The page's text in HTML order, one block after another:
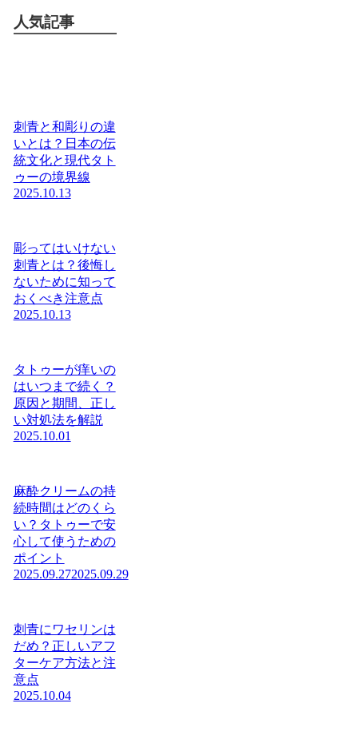
人気記事
刺青と和彫りの違
いとは？日本の伝
統文化と現代タト
ゥーの境界線
2025.10.13
彫ってはいけない
刺青とは？後悔し
ないために知って
おくべき注意点
2025.10.13
タトゥーが痒いの
はいつまで続く？
原因と期間、正し
い対処法を解説
2025.10.01
麻酔クリームの持
続時間はどのくら
い？タトゥーで安
心して使うための
ポイント
2025.09.272025.09.29
刺青にワセリンは
だめ？正しいアフ
ターケア方法と注
意点
2025.10.04